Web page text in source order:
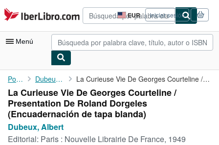
Pasar al contenido principal
IberLibro.com EUR
Preferencias
de
compra
del
Iniciar sesión
Menú
Mi cuenta
Consultar mis pedidos
Búsqueda avanzada
Colecciones
Portada Dubeux, Albert La Curieuse Vie De Georges Courteline / Presentation De Roland ...
La Curieuse Vie De Georges Courteline /
Presentation De Roland Dorgeles
(Encuadernación de tapa blanda)
Dubeux, Albert
Editorial: Paris : Nouvelle Librairie De France, 1949